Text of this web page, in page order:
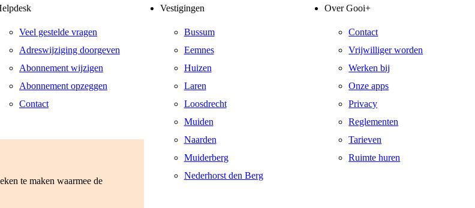
te maken waarmee de
Veel gestelde vragen
Adreswijziging doorgeven
Abonnement wijzigen
Abonnement opzeggen
Contact
Vestigingen
Bussum
Eemnes
Huizen
Laren
Loosdrecht
Muiden
Naarden
Muiderberg
Nederhorst den Berg
Over Gooi+
Contact
Vrijwilliger worden
Werken bij
Onze apps
Privacy
Reglementen
Tarieven
Ruimte huren